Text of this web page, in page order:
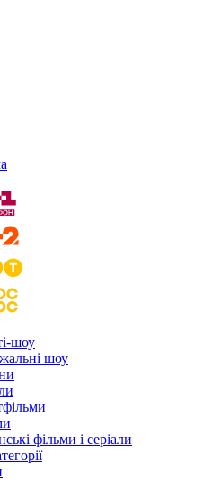
шоу
шоу
фільми і серіали